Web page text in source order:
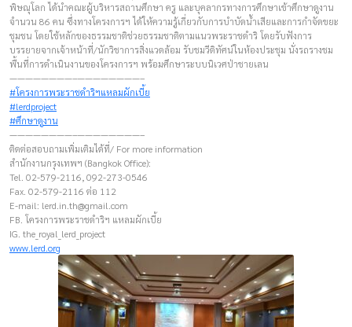
พิษณุโลก ได้นำคณะผู้บริหารสถานศึกษา ครู และบุคลากรทางการศึกษาเข้าศึกษาดูงาน
จำนวน 86 คน ซึ่งทางโครงการฯ ได้ให้ความรู้เกี่ยวกับการบำบัดน้ำเสียและการกำจัดขยะ
ชุมชน โดยใช้หลักของธรรมชาติช่วยธรรมชาติตามแนวพระราชดำริ โดยรับฟังการ
บรรยายจากเจ้าหน้าที่/นักวิชาการสิ่งแวดล้อม รับชมวีดิทัศน์ในห้องประชุม นั่งรถรางชม
พื้นที่การดำเนินงานของโครงการฯ พร้อมศึกษาระบบนิเวศป่าชายเลน
————————–————————–
#โครงการพระราชดำริฯแหลมผักเบี้ย
#lerdproject
#ศึกษาดูงาน
————————–————————–
ติดต่อสอบถามเพิ่มเติมได้ที่/ For more information
สำนักงานกรุงเทพฯ (Bangkok Office):
Tel. 02-579-2116, 092-273-0546
Fax. 02-579-2116 ต่อ 112
E-mail: lerd.in.th@gmail.com
FB. โครงการพระราชดำริฯ แหลมผักเบี้ย
IG. the_royal_lerd_project
www.lerd.org